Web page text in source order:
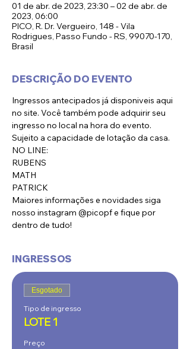
01 de abr. de 2023, 23:30 – 02 de abr. de
2023, 06:00
PICO, R. Dr. Vergueiro, 148 - Vila
Rodrigues, Passo Fundo - RS, 99070-170,
Brasil
DESCRIÇÃO DO EVENTO
Ingressos antecipados já disponiveis aqui
no site. Você também pode adquirir seu
ingresso no local na hora do evento.
Sujeito a capacidade de lotação da casa.
NO LINE:
RUBENS
MATH
PATRICK
Maiores informações e novidades siga
nosso instagram @picopf e fique por
dentro de tudo!
INGRESSOS
Esgotado
Tipo de ingresso
LOTE 1
Preço